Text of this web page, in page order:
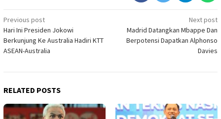
Post
navigation
Previous post
Hari Ini Presiden Jokowi
Berkunjung Ke Australia Hadiri KTT
ASEAN-Australia
Next post
Madrid Datangkan Mbappe Dan
Berpotensi Dapatkan Alphonso
Davies
RELATED POSTS